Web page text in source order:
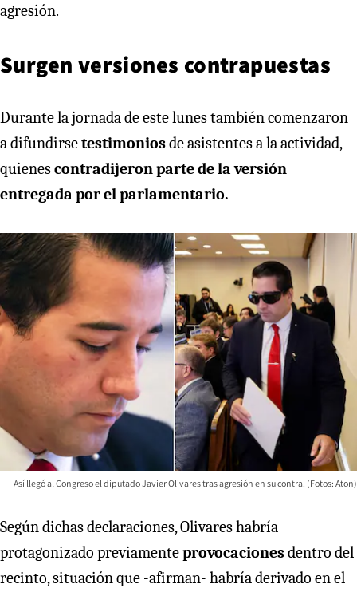
agresión.
Surgen versiones contrapuestas
Durante la jornada de este lunes también comenzaron
a difundirsetestimoniosde asistentes a la actividad,
quienescontradijeron parte de la versión
entregada por el parlamentario.
Así llegó al Congreso el diputado Javier Olivares tras agresión en su contra. (Fotos: Aton)
Según dichas declaraciones, Olivares habría
protagonizado previamenteprovocacionesdentro del
recinto, situación que -afirman- habría derivado en el